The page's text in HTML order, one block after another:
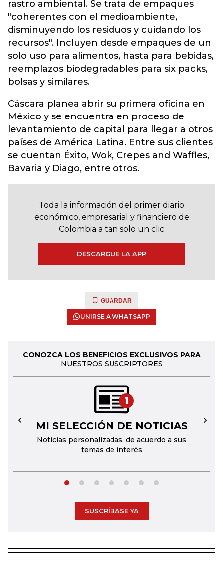
rastro ambiental. Se trata de empaques
"coherentes con el medioambiente,
disminuyendo los residuos y cuidando los
recursos". Incluyen desde empaques de un
solo uso para alimentos, hasta para bebidas,
reemplazos biodegradables para six packs,
bolsas y similares.
Cáscara planea abrir su primera oficina en
México y se encuentra en proceso de
levantamiento de capital para llegar a otros
países de América Latina. Entre sus clientes
se cuentan Éxito, Wok, Crepes and Waffles,
Bavaria y Diago, entre otros.
Toda la información del primer diario
económico, empresarial y financiero de
Colombia a tan solo un clic
DESCARGUE LA APP
GUARDAR
UNIRSE A WHATSAPP
CONOZCA LOS BENEFICIOS EXCLUSIVOS PARA
NUESTROS SUSCRIPTORES
1
MI SELECCIÓN DE NOTICIAS
Noticias personalizadas, de acuerdo a sus
temas de interés
← →
SUSCRÍBASE YA